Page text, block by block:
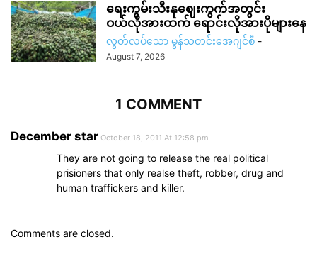
ရေးကွမ်းသီးနုဈေးကွက်အတွင်း
ဝယ်လိုအားထက် ရောင်းလိုအားပိုများနေ
လွတ်လပ်သော မွန်သတင်းအေဂျင်စီ -
August 7, 2026
1 COMMENT
December star October 18, 2011 At 12:58 pm
They are not going to release the real political
prisioners that only realse theft, robber, drug and
human traffickers and killer.
Comments are closed.